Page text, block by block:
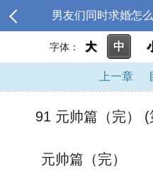
男友们同时求婚怎
字体： 大 中
上一章
91 元帅篇（完） (
元帅篇（完）